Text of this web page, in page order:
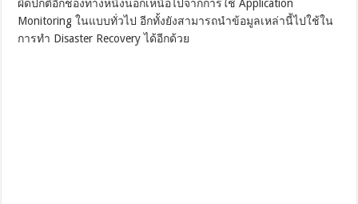
ผิดปกติอีกช่องทางหนึ่งนอกเหนือไปจากการใช้ Application
Monitoring ในแบบทั่วไป อีกทั้งยังสามารถนำข้อมูลเหล่านี้ไปใช้ใน
การทำ Disaster Recovery ได้อีกด้วย